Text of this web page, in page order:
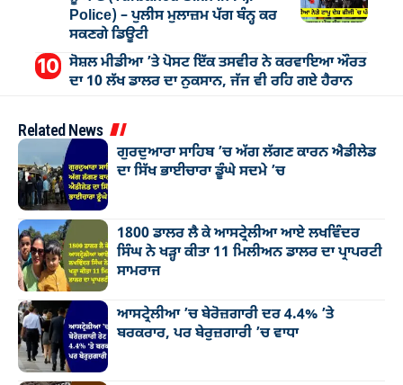
Police) – ਪੁਲੀਸ ਮੁਲਾਜ਼ਮ ਪੱਗ ਬੰਨ੍ਹ ਕਰ
ਸਕਣਗੇ ਡਿਊਟੀ
ਸੋਸ਼ਲ ਮੀਡੀਆ ’ਤੇ ਪੋਸਟ ਇੱਕ ਤਸਵੀਰ ਨੇ ਕਰਵਾਇਆ ਔਰਤ
ਦਾ 10 ਲੱਖ ਡਾਲਰ ਦਾ ਨੁਕਸਾਨ, ਜੱਜ ਵੀ ਰਹਿ ਗਏ ਹੈਰਾਨ
Related News
ਗੁਰਦੁਆਰਾ ਸਾਹਿਬ ’ਚ ਅੱਗ ਲੱਗਣ ਕਾਰਨ ਐਡੀਲੇਡ
ਦਾ ਸਿੱਖ ਭਾਈਚਾਰਾ ਡੂੰਘੇ ਸਦਮੇ ’ਚ
1800 ਡਾਲਰ ਲੈ ਕੇ ਆਸਟ੍ਰੇਲੀਆ ਆਏ ਲਖਵਿੰਦਰ
ਸਿੰਘ ਨੇ ਖੜ੍ਹਾ ਕੀਤਾ 11 ਮਿਲੀਅਨ ਡਾਲਰ ਦਾ ਪ੍ਰਾਪਰਟੀ
ਸਾਮਰਾਜ
ਆਸਟ੍ਰੇਲੀਆ ’ਚ ਬੇਰੋਜ਼ਗਾਰੀ ਦਰ 4.4% ’ਤੇ
ਬਰਕਰਾਰ, ਪਰ ਬੇਰੁਜ਼ਗਾਰੀ ’ਚ ਵਾਧਾ